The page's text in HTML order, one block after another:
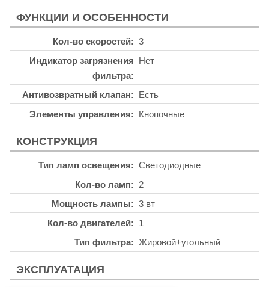
ФУНКЦИИ И ОСОБЕННОСТИ
Кол-во скоростей
3
Индикатор загрязнения
фильтра
Нет
Антивозвратный клапан
Есть
Элементы управления
Кнопочные
КОНСТРУКЦИЯ
Тип ламп освещения
Светодиодные
Кол-во ламп
2
Мощность лампы
3 вт
Кол-во двигателей
1
Тип фильтра
Жировой+угольный
ЭКСПЛУАТАЦИЯ